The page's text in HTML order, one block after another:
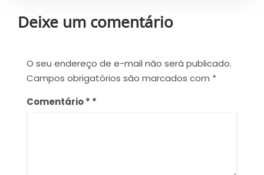
Deixe um comentário
O seu endereço de e-mail não será publicado.
Campos obrigatórios são marcados com *
Comentário*